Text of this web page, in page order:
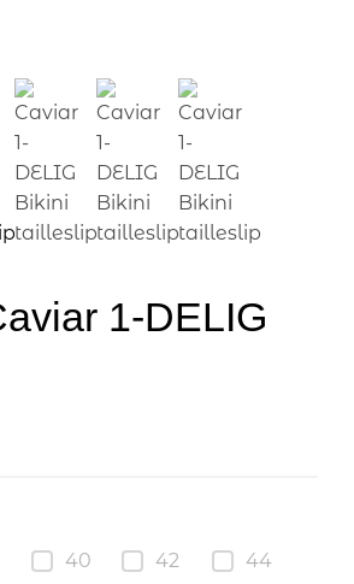
1-DELIG
40 42 44